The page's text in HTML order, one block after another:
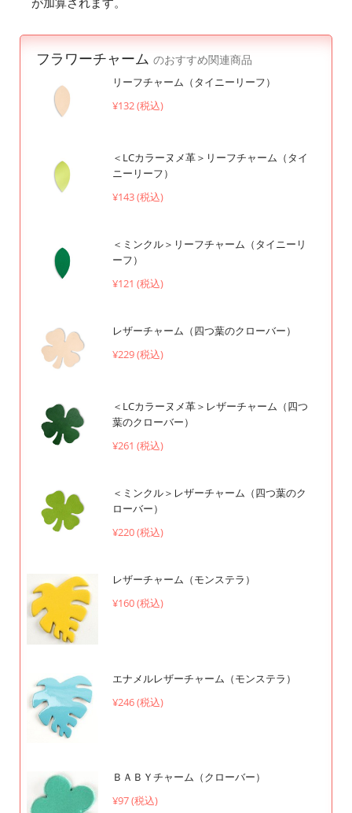
フラワーチャーム のおすすめ関連商品
リーフチャーム（タイニーリーフ）
¥132 (税込)
＜LCカラーヌメ革＞リーフチャーム（タイ
ニーリーフ）
¥143 (税込)
＜ミンクル＞リーフチャーム（タイニーリ
ーフ）
¥121 (税込)
レザーチャーム（四つ葉のクローバー）
¥229 (税込)
＜LCカラーヌメ革＞レザーチャーム（四つ
葉のクローバー）
¥261 (税込)
＜ミンクル＞レザーチャーム（四つ葉のク
ローバー）
¥220 (税込)
レザーチャーム（モンステラ）
¥160 (税込)
エナメルレザーチャーム（モンステラ）
¥246 (税込)
ＢＡＢＹチャーム（クローバー）
¥97 (税込)